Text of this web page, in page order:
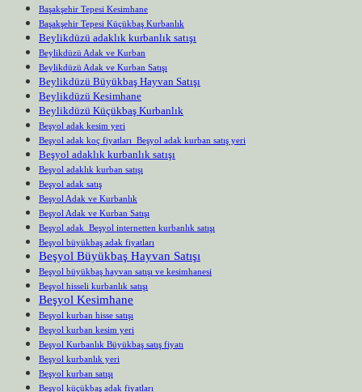
Başakşehir Tepesi Kesimhane
Başakşehir Tepesi Küçükbaş Kurbanlık
Beylikdüzü adaklık kurbanlık satışı
Beylikdüzü Adak ve Kurban
Beylikdüzü Adak ve Kurban Satışı
Beylikdüzü Büyükbaş Hayvan Satışı
Beylikdüzü Kesimhane
Beylikdüzü Küçükbaş Kurbanlık
Beşyol adak kesim yeri
Beşyol adak koç fiyatları Beşyol adak kurban satış yeri
Beşyol adaklık kurbanlık satışı
Beşyol adaklık kurban satışı
Beşyol adak satış
Beşyol Adak ve Kurbanlık
Beşyol Adak ve Kurban Satışı
Beşyol adak Beşyol internetten kurbanlık satışı
Beşyol büyükbaş adak fiyatları
Beşyol Büyükbaş Hayvan Satışı
Beşyol büyükbaş hayvan satışı ve kesimhanesi
Beşyol hisseli kurbanlık satışı
Beşyol Kesimhane
Beşyol kurban hisse satışı
Beşyol kurban kesim yeri
Beşyol Kurbanlık Büyükbaş satış fiyatı
Beşyol kurbanlık yeri
Beşyol kurban satışı
Beşyol küçükbaş adak fiyatları